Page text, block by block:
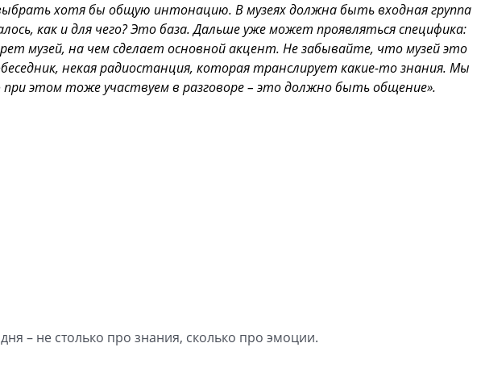
хотя бы общую интонацию. В музеях должна быть входная группа
как и для чего? Это база. Дальше уже может проявляться специфика:
музей, на чем сделает основной акцент. Не забывайте, что музей это
некая радиостанция, которая транслирует какие-то знания. Мы
при этом тоже участвуем в разговоре – это должно быть общение».
– не столько про знания, сколько про эмоции.